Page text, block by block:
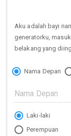
Aku adalah bayi
generatorku,
belakang yang
Nama Depan
Laki-laki
Perempuan